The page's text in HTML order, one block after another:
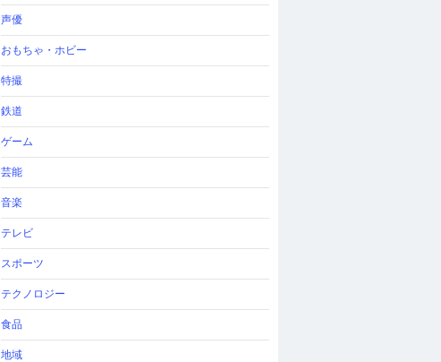
声優
おもちゃ・ホビー
特撮
鉄道
ゲーム
芸能
音楽
テレビ
スポーツ
テクノロジー
食品
地域